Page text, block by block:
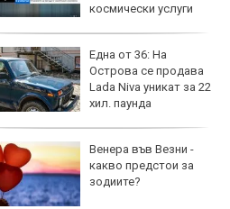
космически услуги
Една от 36: На
Острова се продава
Lada Niva уникат за 22
хил. паунда
Венера във Везни -
какво предстои за
зодиите?